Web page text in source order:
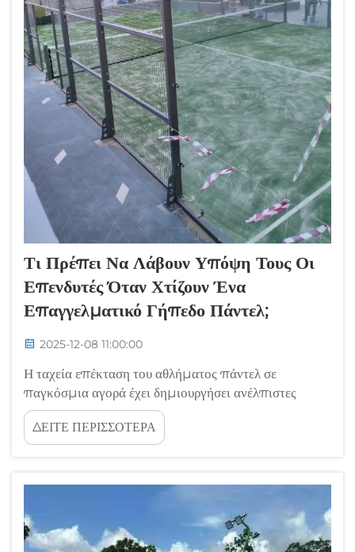
Τι Πρέπει Να Λάβουν Υπόψη Τους Οι
Επενδυτές Όταν Χτίζουν Ένα
Επαγγελματικό Γήπεδο Πάντελ;
2025-12-08 11:00:00
Η ταχεία επέκταση του αθλήματος πάντελ σε
παγκόσμια αγορά έχει δημιουργήσει ανέλπιστες
ευκαιρίες επένδυσης για προοδευτικούς
επιχειρηματίες και αναπτυξιακούς φορείς
εγκαταστάσεων. Η κατανόηση των κρίσιμων
επαγγελματικού γηπέδου πάντελ...
ΔΕΙΤΕ ΠΕΡΙΣΣΟΤΕΡΑ